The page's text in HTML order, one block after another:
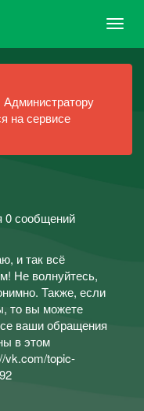
на сервисе
0 сообщений
и так всё
Не волнуйтесь,
Также, если
то вы можете
ваши обращения
в этом
vk.com/topic-